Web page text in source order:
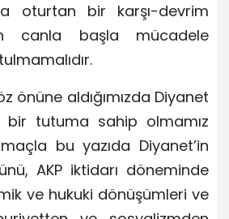
oturtan bir karşı-devrim
canla başla mücadele
önüne aldığımızda Diyanet
bir tutuma sahip olmamız
bu yazıda Diyanet’in
AKP iktidarı döneminde
ve hukuki dönüşümleri ve